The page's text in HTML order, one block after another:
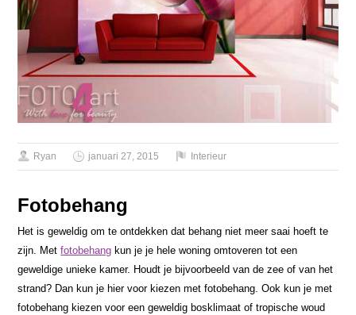
Ryan januari 27, 2015 Interieur
Fotobehang
Het is geweldig om te ontdekken dat behang niet meer saai hoeft te
zijn. Metfotobehang kun je je hele woning omtoveren tot een
geweldige unieke kamer. Houdt je bijvoorbeeld van de zee of van het
strand? Dan kun je hier voor kiezen met fotobehang. Ook kun je met
fotobehang kiezen voor een geweldig bosklimaat of tropische woud